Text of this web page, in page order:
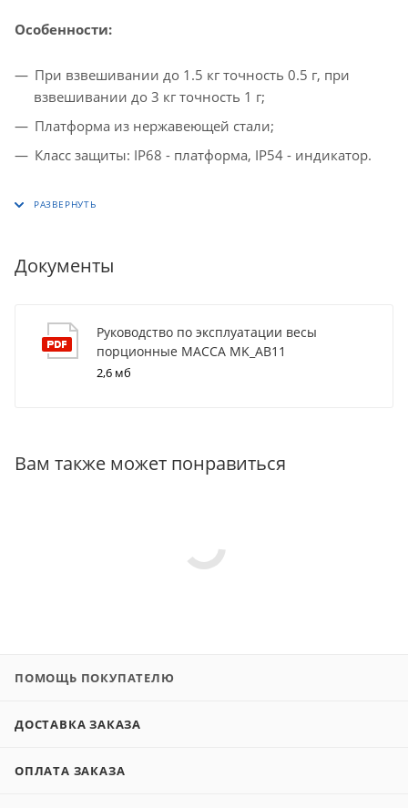
Особенности:
При взвешивании до 1.5 кг точность 0.5 г, при
взвешивании до 3 кг точность 1 г;
Платформа из нержавеющей стали;
Класс защиты: IP68 - платформа, IP54 - индикатор.
Документы
Руководство по эксплуатации весы
порционные МАССА MK_AB11
2,6 мб
Вам также может понравиться
ПОМОЩЬ ПОКУПАТЕЛЮ
ДОСТАВКА ЗАКАЗА
ОПЛАТА ЗАКАЗА